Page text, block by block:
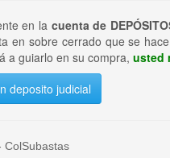
en lacuenta de
sobre cerrado que se
a guiarlo en su compra, usted
deposito judicial
ColSubastas